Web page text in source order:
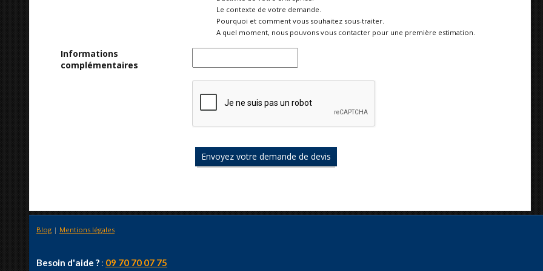
Le contexte de votre demande.
Pourquoi et comment vous souhaitez sous-traiter.
A quel moment, nous pouvons vous contacter pour une première estimation.
Informations
complémentaires
Blog | Mentions légales
Besoin d'aide ? : 09 70 70 07 75